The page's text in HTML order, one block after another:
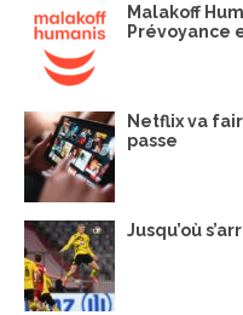
Malakoff
Prévoyance
Netflix va
passe
Jusqu’où